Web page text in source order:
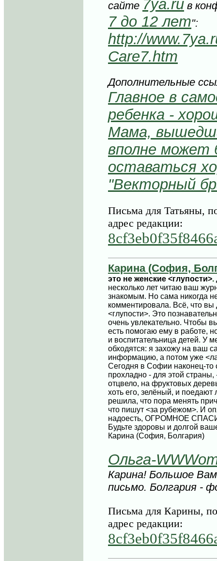
сайте 7ya.ru в
7 до 12 лет":
http://
Care7.htm
Дополнительные
Главное в
ребенка -
Мама,
вполне может
оставаться
"Векторный
Письма для Татьяны,
адрес редакции:
Карина (София,
это не женские <глупости>.
несколько лет читаю ваш
знакомым. Но сама никогда
комментировала. Всё, что вы
<глупости>. Это
очень увлекательно. Чтобы
есть помогаю ему в работе,
и воспитательница детей. У
обходятся: я захожу на ваш
информацию, а потом уже
Сегодня в Софии наконец-то
прохладно - для этой
отцвело, на фруктовых
хоть его, зелёный, и
решила, что пора менять
что пишут <за рубежом>. И
надоесть, ОГРОМНОЕ
Будьте здоровы и долгой
Карина (София, Болгария)
Ольга-
Карина! Большое
письмо. Болгария -
Письма для Карины,
адрес редакции: